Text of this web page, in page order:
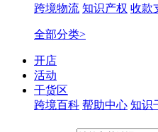
跨境物流 知识产权 收款
全部分类>
开店
活动
干货区
跨境百科 帮助中心 知识